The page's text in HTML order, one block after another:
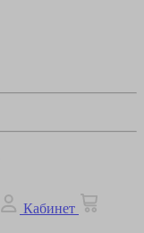
Кабинет